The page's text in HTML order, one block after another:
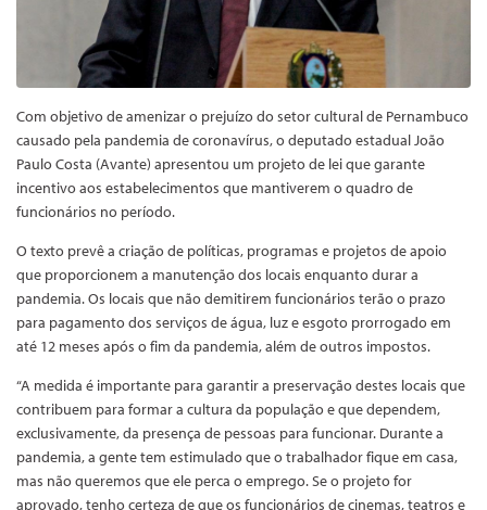
Com objetivo de amenizar o prejuízo do setor cultural de Pernambuco
causado pela pandemia de coronavírus, o deputado estadual João
Paulo Costa (Avante) apresentou um projeto de lei que garante
incentivo aos estabelecimentos que mantiverem o quadro de
funcionários no período.
O texto prevê a criação de políticas, programas e projetos de apoio
que proporcionem a manutenção dos locais enquanto durar a
pandemia. Os locais que não demitirem funcionários terão o prazo
para pagamento dos serviços de água, luz e esgoto prorrogado em
até 12 meses após o fim da pandemia, além de outros impostos.
“A medida é importante para garantir a preservação destes locais que
contribuem para formar a cultura da população e que dependem,
exclusivamente, da presença de pessoas para funcionar. Durante a
pandemia, a gente tem estimulado que o trabalhador fique em casa,
mas não queremos que ele perca o emprego. Se o projeto for
aprovado, tenho certeza de que os funcionários de cinemas, teatros e